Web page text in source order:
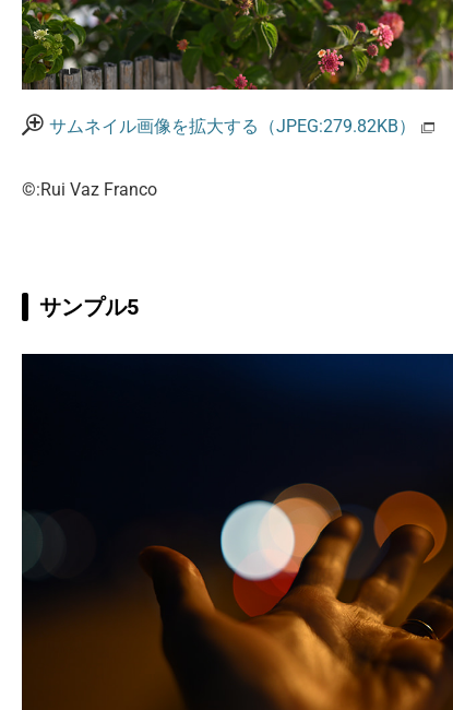
サムネイル画像を拡大する（JPEG:279.82KB）
©:Rui Vaz Franco
サンプル5